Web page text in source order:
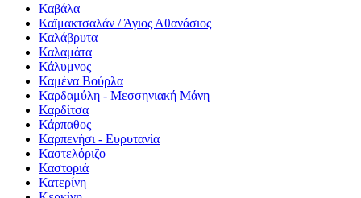
Καβάλα
Καϊμακτσαλάν / Άγιος Αθανάσιος
Καλάβρυτα
Καλαμάτα
Κάλυμνος
Καμένα Βούρλα
Καρδαμύλη - Μεσσηνιακή Μάνη
Καρδίτσα
Κάρπαθος
Καρπενήσι - Ευρυτανία
Καστελόριζο
Καστοριά
Κατερίνη